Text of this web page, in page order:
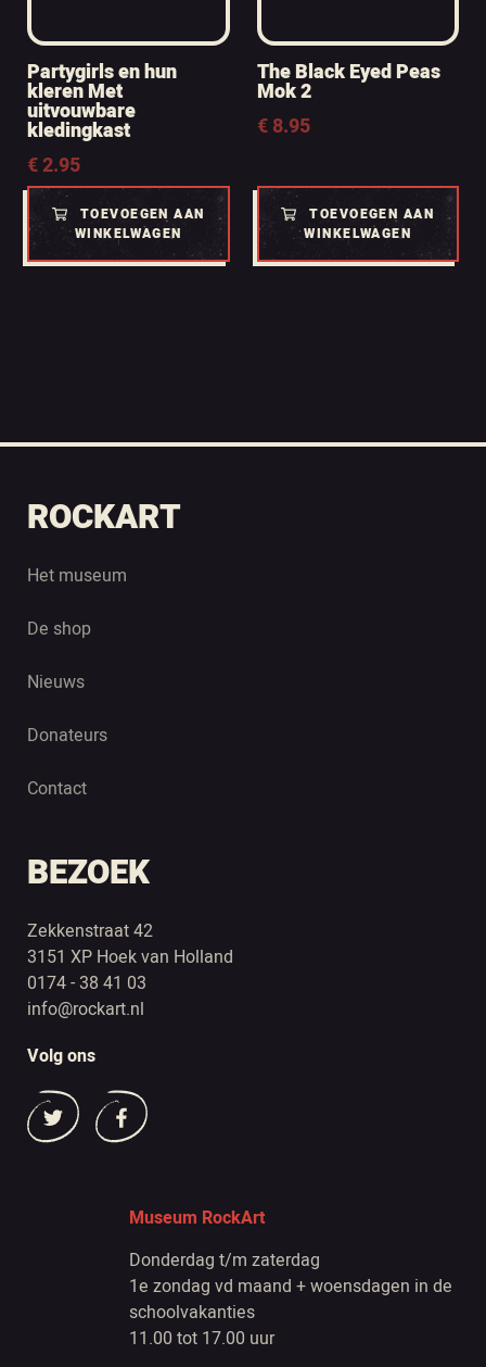
Partygirls en hun
kleren Met
uitvouwbare
kledingkast
€2.95
TOEVOEGEN AAN
WINKELWAGEN
The Black Eyed Peas
Mok 2
€8.95
TOEVOEGEN AAN
WINKELWAGEN
ROCKART
Het museum
De shop
Nieuws
Donateurs
Contact
BEZOEK
Zekkenstraat 42
3151 XP Hoek van Holland
0174 - 38 41 03
info@rockart.nl
Volg ons
Museum RockArt
Donderdag t/m zaterdag
1e zondag vd maand + woensdagen in de
schoolvakanties
11.00 tot 17.00 uur